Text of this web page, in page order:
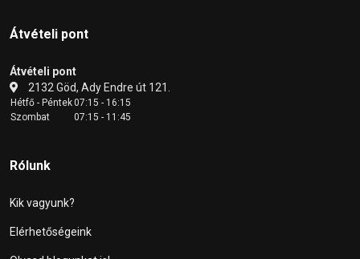
Átvételi pont
Átvételi pont
2132 Göd, Ady Endre út 121.
Hétfő - Péntek07:15 - 16:15
Szombat
07:15 - 11:45
Rólunk
Kik vagyunk?
Elérhetőségeink